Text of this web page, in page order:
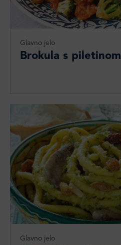
Glavno jelo
Brokula s
Glavno jelo